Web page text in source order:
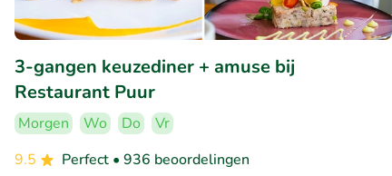
3-gangen keuzediner + amuse bij
Restaurant Puur
Morgen Wo Do
Vr
9.5
Perfect • 936 beoordelingen